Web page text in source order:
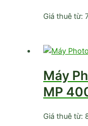
Giá thuê từ:
Máy
MP
Giá thuê từ: